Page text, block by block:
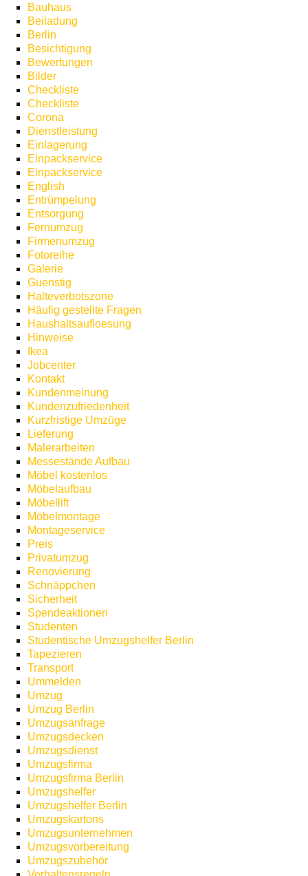
Bauhaus
Beiladung
Berlin
Besichtigung
Bewertungen
Bilder
Checkliste
Checkliste
Corona
Dienstleistung
Einlagerung
Einpackservice
Einpackservice
English
Entrümpelung
Entsorgung
Fernumzug
Firmenumzug
Fotoreihe
Galerie
Guenstig
Halteverbotszone
Häufig gestellte Fragen
Haushaltsaufloesung
Hinweise
Ikea
Jobcenter
Kontakt
Kundenmeinung
Kundenzufriedenheit
Kurzfristige Umzüge
Lieferung
Malerarbeiten
Messestände Aufbau
Möbel kostenlos
Möbelaufbau
Möbellift
Möbelmontage
Montageservice
Preis
Privatumzug
Renovierung
Schnäppchen
Sicherheit
Spendeaktionen
Studenten
Studentische Umzugshelfer Berlin
Tapezieren
Transport
Ummelden
Umzug
Umzug Berlin
Umzugsanfrage
Umzugsdecken
Umzugsdienst
Umzugsfirma
Umzugsfirma Berlin
Umzugshelfer
Umzugshelfer Berlin
Umzugskartons
Umzugsunternehmen
Umzugsvorbereitung
Umzugszubehör